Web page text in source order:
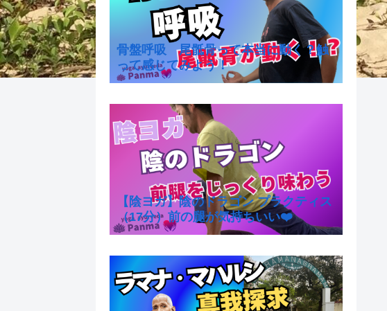
骨盤呼吸 尾骶骨って本当に動く？触
って感じてみよう！
【陰ヨガ】陰のドラゴン プラクティス
（17分）前の腿が気持ちいい❤️